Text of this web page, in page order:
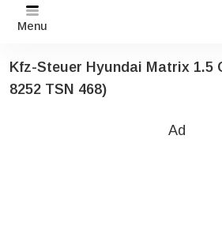
Menu
Kfz-Steuer Hyundai Matrix 1.5
8252 TSN 468)
Ad